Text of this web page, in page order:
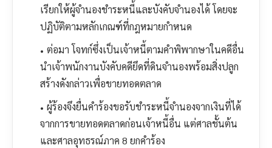
เรียกให้ผู้จำนองชำระหนี้และบังคับจำนองได้ โดยจะ
ปฏิบัติตามหลักเกณฑ์ที่กฎหมายกำหนด
ต่อมา โจทก์ซึ่งเป็นเจ้าหนี้ตามคำพิพากษาในคดีอื่น
นำเจ้าพนักงานบังคับคดียึดที่ดินจำนองพร้อมสิ่งปลูก
สร้างดังกล่าวเพื่อขายทอดตลาด
ผู้ร้องจึงยื่นคำร้องขอรับชำระหนี้จำนองจากเงินที่ได้
จากการขายทอดตลาดก่อนเจ้าหนี้อื่น แต่ศาลชั้นต้น
และศาลอุทธรณ์ภาค 8 ยกคำร้อง